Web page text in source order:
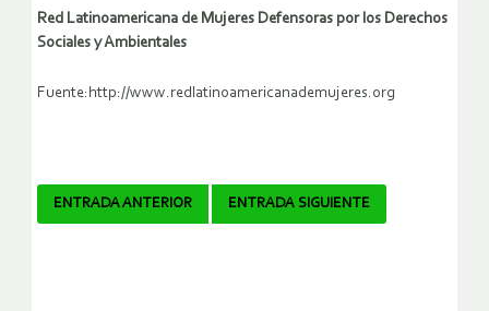
Red Latinoamericana de Mujeres Defensoras por los Derechos
Sociales y Ambientales
Fuente:http://www.redlatinoamericanademujeres.org
Navegador
ENTRADA ANTERIOR ENTRADA SIGUIENTE